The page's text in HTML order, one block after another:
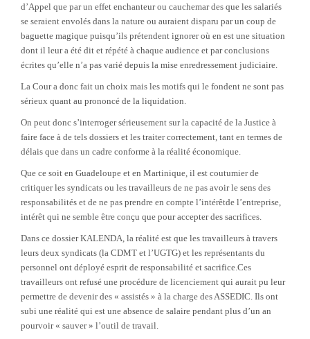
d’Appel que par un effet enchanteur ou cauchemar des que les salariés
se seraient envolés dans la nature ou auraient disparu par un coup de
baguette magique puisqu’ils prétendent ignorer où en est une situation
dont il leur a été dit et répété à chaque audience et par conclusions
écrites qu’elle n’a pas varié depuis la mise enredressement judiciaire.
La Cour a donc fait un choix mais les motifs qui le fondent ne sont pas
sérieux quant au prononcé de la liquidation.
On peut donc s’interroger sérieusement sur la capacité de la Justice à
faire face à de tels dossiers et les traiter correctement, tant en termes de
délais que dans un cadre conforme à la réalité économique.
Que ce soit en Guadeloupe et en Martinique, il est coutumier de
critiquer les syndicats ou les travailleurs de ne pas avoir le sens des
responsabilités et de ne pas prendre en compte l’intérêtde l’entreprise,
intérêt qui ne semble être conçu que pour accepter des sacrifices.
Dans ce dossier KALENDA, la réalité est que les travailleurs à travers
leurs deux syndicats (la CDMT et l’UGTG) et les représentants du
personnel ont déployé esprit de responsabilité et sacrifice.Ces
travailleurs ont refusé une procédure de licenciement qui aurait pu leur
permettre de devenir des « assistés » à la charge des ASSEDIC. Ils ont
subi une réalité qui est une absence de salaire pendant plus d’un an
pourvoir « sauver » l’outil de travail.